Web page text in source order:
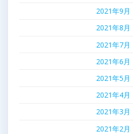
2021年9月
2021年8月
2021年7月
2021年6月
2021年5月
2021年4月
2021年3月
2021年2月